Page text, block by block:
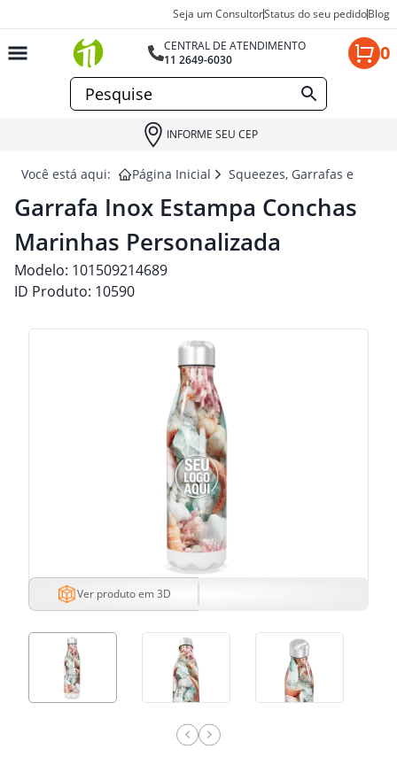
Seja um ConsultorStatus do seu pedidoBlog
CENTRAL DE ATENDIMENTO
11 2649-6030
0
INFORME SEU CEP
Você está aqui: Página Inicial Squeezes, Garrafas e
Garrafa Inox Estampa Conchas
Marinhas Personalizada
Modelo: 101509214689
ID Produto: 10590
Ver produto em 3D